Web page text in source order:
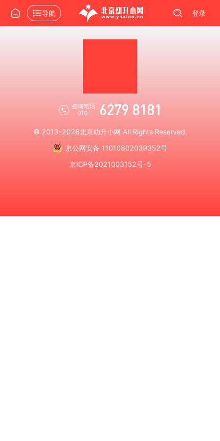
导航 登录
咨询电话:
010-
6279 8181
© 2013-2026北京幼升小网 All Rights Reserved.
京公网安备 11010802039352号
京ICP备2021003152号-5